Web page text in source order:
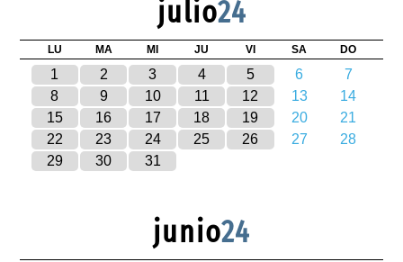
julio24
LU MA MI JU VI SA DO
1 2 3 4 5 6
7
8
9 10 11 12 13
14
15
16 17 18 19 20
21
22
23 24 25 26 27
28
29
30 31
junio24